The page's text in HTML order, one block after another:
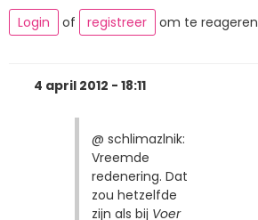
Login
of registreer om te reageren
4 april 2012 - 18:11
@ schlimazlnik:
Vreemde
redenering. Dat
zou hetzelfde
zijn als bij Voer